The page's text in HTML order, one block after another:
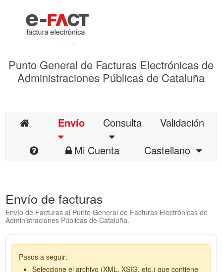
Punto General de Facturas Electrónicas de
Administraciones Públicas de Cataluña
Envío Consulta
Validación
Mi Cuenta
Castellano
Envío de facturas
Envío de Facturas al Punto General de Facturas Electrónicas de
Administraciones Públicas de Cataluña.
Pasos a seguir:
Seleccione el archivo (XML, XSIG, etc.) que contiene